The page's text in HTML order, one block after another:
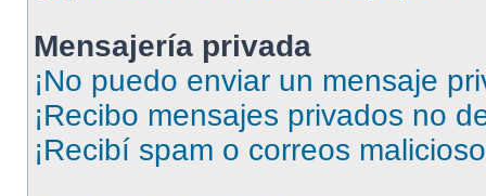
Mensajería privada
¡No puedo enviar un mensaje
¡Recibo mensajes privados no
¡Recibí spam o correos